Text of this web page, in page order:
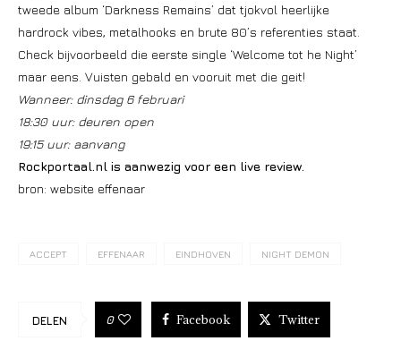
tweede album ‘Darkness Remains’ dat tjokvol heerlijke
hardrock vibes, metalhooks en brute 80’s referenties staat.
Check bijvoorbeeld die eerste single ‘Welcome tot he Night’
maar eens. Vuisten gebald en vooruit met die geit!
Wanneer: dinsdag 6 februari
18:30 uur: deuren open
19:15 uur: aanvang
Rockportaal.nl is aanwezig voor een live review.
bron: website effenaar
ACCEPT EFFENAAR EINDHOVEN NIGHT DEMON
DELEN 0 Facebook Twitter